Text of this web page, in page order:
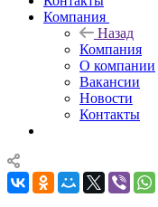
Компания
Назад
Компания
О компании
Вакансии
Новости
Контакты